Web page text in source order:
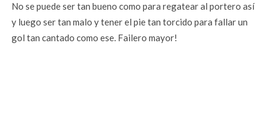
No se puede ser tan bueno como para regatear al portero así
y luego ser tan malo y tener el pie tan torcido para fallar un
gol tan cantado como ese. Failero mayor!